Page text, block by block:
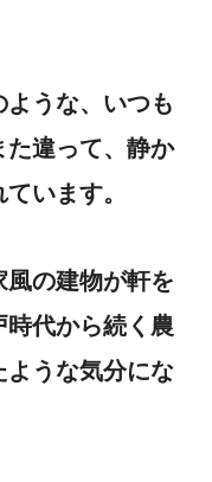
うな、いつも
た違って、静か
います。
の建物が軒を
代から続く農
ような気分にな